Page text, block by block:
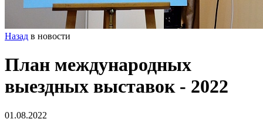
Назад в новости
План международных
выездных выставок - 2022
01.08.2022